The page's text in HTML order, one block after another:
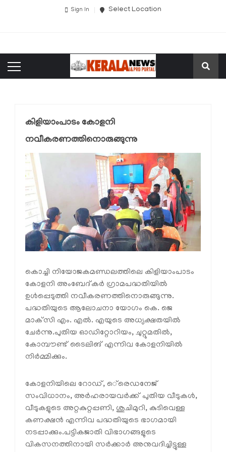
Sign In Select Location
കിളിയാംപാടം കോളനി
നവീകരണത്തിനൊരുങ്ങുന്നു
കൊച്ചി നിയോജകമണ്ഡലത്തിലെ കിളിയാംപാടം
കോളനി അംബേദ്കര്‍ ഗ്രാമപദ്ധതിയില്‍
ഉള്‍പ്പെടുത്തി നവീകരണത്തിനൊരുങ്ങുന്നു.
പദ്ധതിയുടെ ആലോചനാ യോഗം കെ. ജെ
മാക്‌സി എം. എല്‍. എയുടെ അധ്യക്ഷതയില്‍
ചേര്‍ന്നു.പുതിയ ഓഡിറ്റോറിയം, ചുറ്റുമതില്‍,
കോമ്പൗണ്ട് ടൈലിങ് എന്നിവ കോളനിയില്‍
നിര്‍മ്മിക്കും.
കോളനിയിലെ റോഡ്, െ്രെഡനേജ്
സംവിധാനം, അര്‍ഹരായവര്‍ക്ക് പുതിയ വീടുകള്‍,
വീടുകളുടെ അറ്റകുറ്റപ്പണി, ശുചിമുറി, കുടിവെള്ള
കണക്ഷന്‍ എന്നിവ പദ്ധതിയുടെ ഭാഗമായി
നടപ്പാക്കും.പട്ടികജാതി വിഭാഗങ്ങളുടെ
വികസനത്തിനായി സര്‍ക്കാര്‍ അനുവദിച്ചിട്ടുള്ള